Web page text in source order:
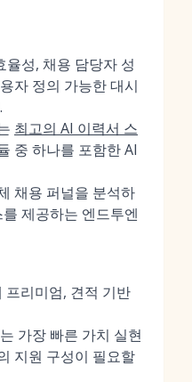
율성, 채용 담당자 성
자 정의 가능한 대시
최고의 AI 이력서 스
중 하나를 포함한 AI
채용 퍼널을 분석하
제공하는 엔드투엔
프리미엄, 견적 기반
가장 빠른 가치 실현
지원 구성이 필요할